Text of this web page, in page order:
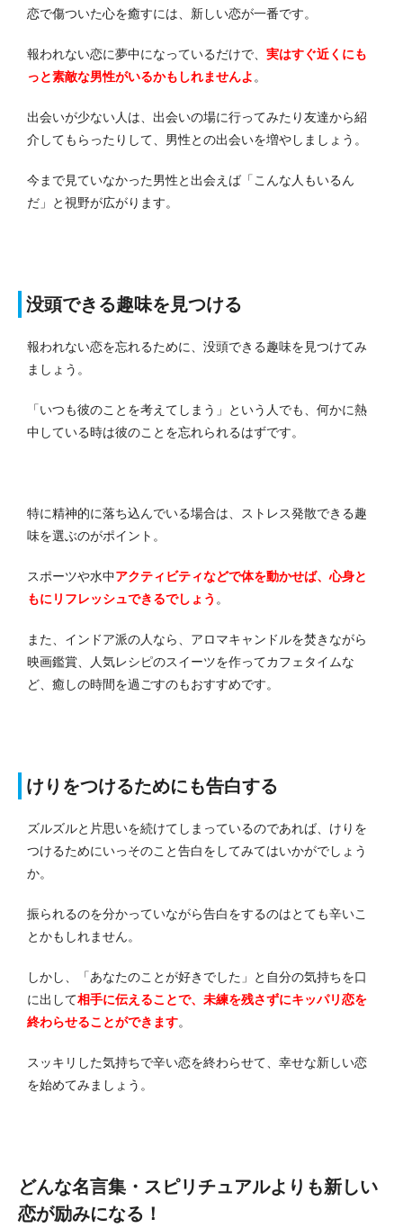
恋で傷ついた心を癒すには、新しい恋が一番です。
報われない恋に夢中になっているだけで、 実はすぐ近くにも
っと素敵な男性がいるかもしれませんよ。
出会いが少ない人は、出会いの場に行ってみたり友達から紹
介してもらったりして、男性との出会いを増やしましょう。
今まで見ていなかった男性と出会えば「こんな人もいるん
だ」と視野が広がります。
没頭できる趣味を見つける
報われない恋を忘れるために、没頭できる趣味を見つけてみ
ましょう。
「いつも彼のことを考えてしまう」という人でも、何かに熱
中している時は彼のことを忘れられるはずです。
特に精神的に落ち込んでいる場合は、ストレス発散できる趣
味を選ぶのがポイント。
スポーツや水中アクティビティなどで体を動かせば、心身と
もにリフレッシュできるでしょう 。
また、インドア派の人なら、アロマキャンドルを焚きながら
映画鑑賞、人気レシピのスイーツを作ってカフェタイムな
ど、癒しの時間を過ごすのもおすすめです。
けりをつけるためにも告白する
ズルズルと片思いを続けてしまっているのであれば、けりを
つけるためにいっそのこと告白をしてみてはいかがでしょう
か。
振られるのを分かっていながら告白をするのはとても辛いこ
とかもしれません。
しかし、「あなたのことが好きでした」と自分の気持ちを口
に出して相手に伝えることで、未練を残さずにキッパリ恋を
終わらせることができます。
スッキリした気持ちで辛い恋を終わらせて、幸せな新しい恋
を始めてみましょう。
どんな名言集・スピリチュアルよりも新しい
恋が励みになる！